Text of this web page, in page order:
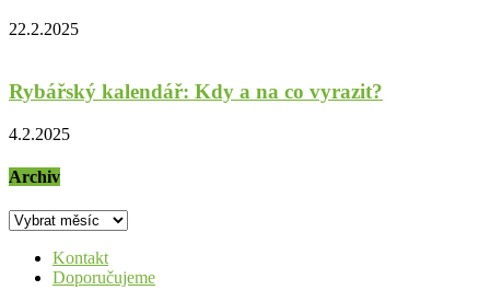
22.2.2025
Rybářský kalendář: Kdy a na co vyrazit?
4.2.2025
Archiv
Archiv
Kontakt
Doporučujeme